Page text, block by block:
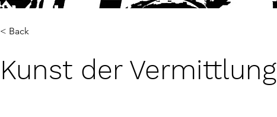
< Back
Kunst der Vermittlung